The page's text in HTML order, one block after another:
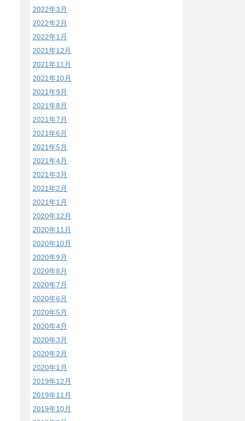
2022年3月
2022年2月
2022年1月
2021年12月
2021年11月
2021年10月
2021年9月
2021年8月
2021年7月
2021年6月
2021年5月
2021年4月
2021年3月
2021年2月
2021年1月
2020年12月
2020年11月
2020年10月
2020年9月
2020年8月
2020年7月
2020年6月
2020年5月
2020年4月
2020年3月
2020年2月
2020年1月
2019年12月
2019年11月
2019年10月